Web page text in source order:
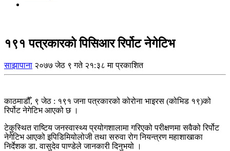
१९१ पत्रकारको पिसिआर रिर्पोट नेगेटिभ
साझापाना २०७७ जेठ ९ गते २१:३८ मा प्रकाशित
काठमाडौँ, ९ जेठ : १९१ जना पत्रकारको कोरोना भाइरस (कोभिड १९)को
रिर्पोट नेगेटिभ आएको छ ।
टेकुस्थित राष्टिय जनस्वास्थ्य प्रयोगशालामा गरिएको परीक्षणमा सवैको रिर्पोट
नेगेटिभ आएको इपिडिमियोलोजी तथा सरुवा रोग नियन्त्रण महाशाखाका
निर्देशक डा. वासुदेव पाण्डेले जानकारी दिनुभयो ।